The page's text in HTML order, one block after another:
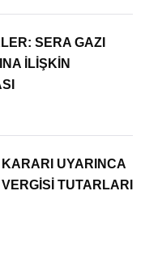
SERA GAZI
İLİŞKİN
UYARINCA
TUTARLARI